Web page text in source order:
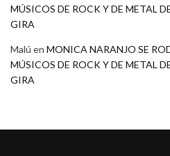
MÚSICOS DE ROCK Y DE METAL
GIRA
Malú en MONICA NARANJO SE
MÚSICOS DE ROCK Y DE METAL
GIRA